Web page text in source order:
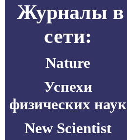
Журналы в
сети:
Nature
Успехи
физических наук
New Scientist